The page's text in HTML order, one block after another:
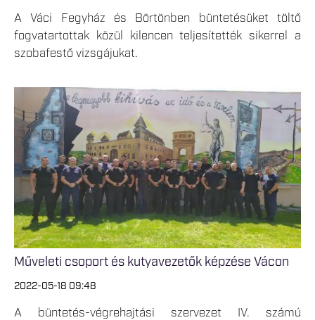
A Váci Fegyház és Börtönben büntetésüket töltő
fogvatartottak közül kilencen teljesítették sikerrel a
szobafestő vizsgájukat.
Műveleti csoport és kutyavezetők képzése Vácon
2022-05-18 09:48
A büntetés-végrehajtási szervezet IV. számú